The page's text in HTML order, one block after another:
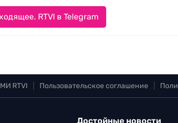
RTVI в Telegram
RTVI Пользовательское соглашение
Достойные новости